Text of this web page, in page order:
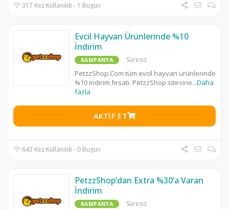
317 Kez Kullanıldı - 1 Bugün
Evcil Hayvan Ürünlerinde %10
İndirim
KAMPANYA Süresiz
PetzzShop.Com tüm evcil hayvan ürünlerinde
%10 indirim fırsatı. PetzzShop sitesine...Daha
fazla
AKTIF ET
643 Kez Kullanıldı - 0 Bugün
PetzzShop’dan Extra %30’a Varan
İndirim
KAMPANYA Süresiz